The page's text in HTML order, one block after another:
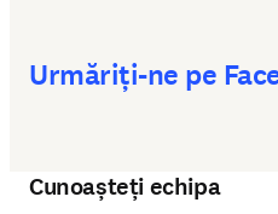
Urmăriți-ne pe
Cunoașteți echipa